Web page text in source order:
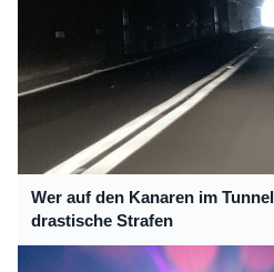
Wer auf den Kanaren im
drastische Strafen